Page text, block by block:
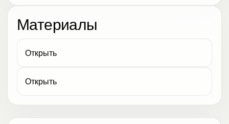
Материалы
Открыть
Открыть